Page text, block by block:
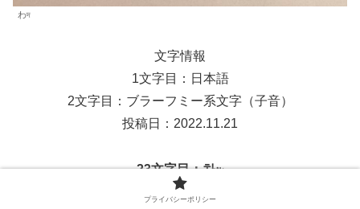
わদ
文字情報
1文字目：日本語
2文字目：ブラーフミー系文字（子音）
投稿日：2022.11.21
23文字目：차௶
プライバシーポリシー